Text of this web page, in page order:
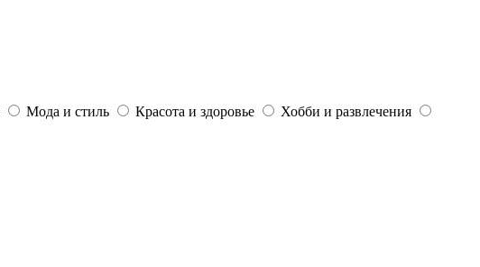
Мода и стиль Красота и здоровье
Хобби и развлечения